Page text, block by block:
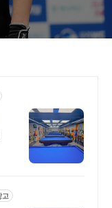
고